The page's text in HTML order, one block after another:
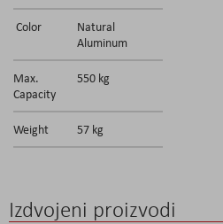
Color
Natural
Aluminum
Max.
Capacity
550 kg
Weight 57 kg
Izdvojeni proizvodi